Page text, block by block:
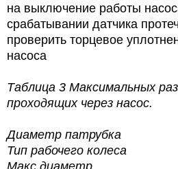
на выключение работы
срабатывании датчика
проверить торцевое
насоса
Таблица 3 Максимальных
проходящих через насос.
Диаметр патрубка
Тип рабочего колеса
Макс диаметр